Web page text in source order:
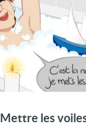
Mettre les